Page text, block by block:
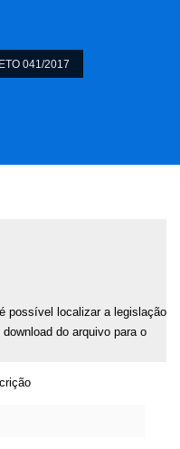
041/2017
possível localizar a legislação
do arquivo para o